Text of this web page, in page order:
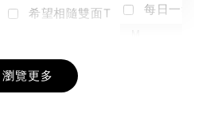
+
希望相隨雙面T
NT$ 190
-
每日一笑
瀏覽更多